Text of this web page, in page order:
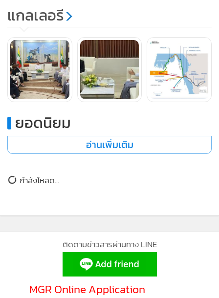
แหล่งก๊าซธรรมชาติยาดานา และซอติก๊ะ นอกชายฝั่งเมียนมา ที่
ปตท.สผ.กำลังดำเนินการอยู่
แหล่งก๊าซพม่า
1,068
แกลเลอรี
ยอดนิยม